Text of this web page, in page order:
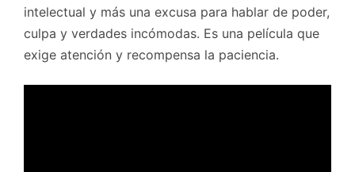
intelectual y más una excusa para hablar de poder,
culpa y verdades incómodas. Es una película que
exige atención y recompensa la paciencia.